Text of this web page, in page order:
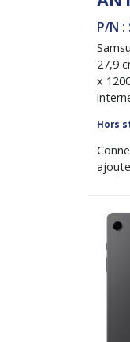
P/N :
27,9
x
Hors